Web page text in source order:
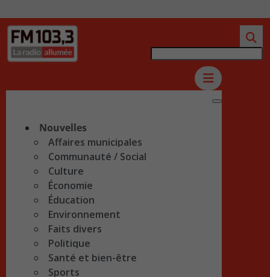
Nouvelles
Affaires municipales
Communauté / Social
Culture
Économie
Éducation
Environnement
Faits divers
Politique
Santé et bien-être
Sports